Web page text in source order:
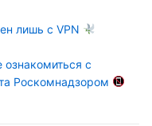
лишь с VPN
ознакомиться с
Роскомнадзором